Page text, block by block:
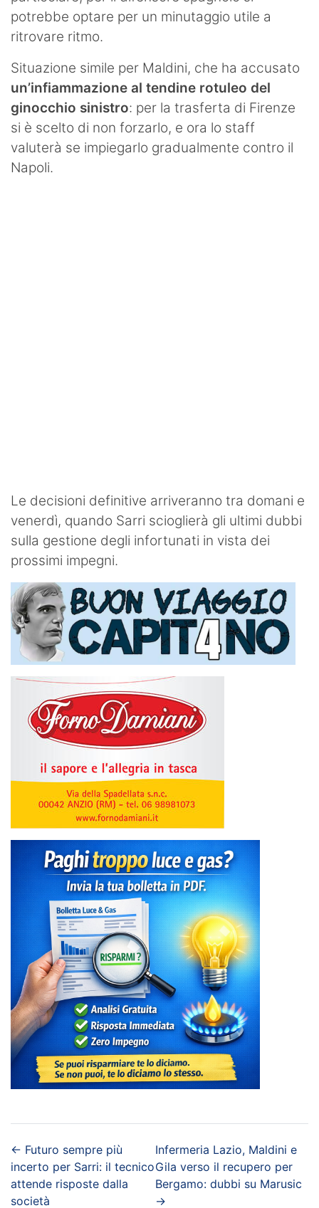
potrebbe optare per un minutaggio utile a
ritrovare ritmo.
Situazione simile per Maldini, che ha accusato
un’infiammazione al tendine rotuleo del
ginocchio sinistro: per la trasferta di Firenze
si è scelto di non forzarlo, e ora lo staff
valuterà se impiegarlo gradualmente contro il
Napoli.
Le decisioni definitive arriveranno tra domani e
venerdì, quando Sarri scioglierà gli ultimi dubbi
sulla gestione degli infortunati in vista dei
prossimi impegni.
← Futuro sempre più
incerto per Sarri: il tecnico
attende risposte dalla
società
Infermeria Lazio, Maldini e
Gila verso il recupero per
Bergamo: dubbi su Marusic
→